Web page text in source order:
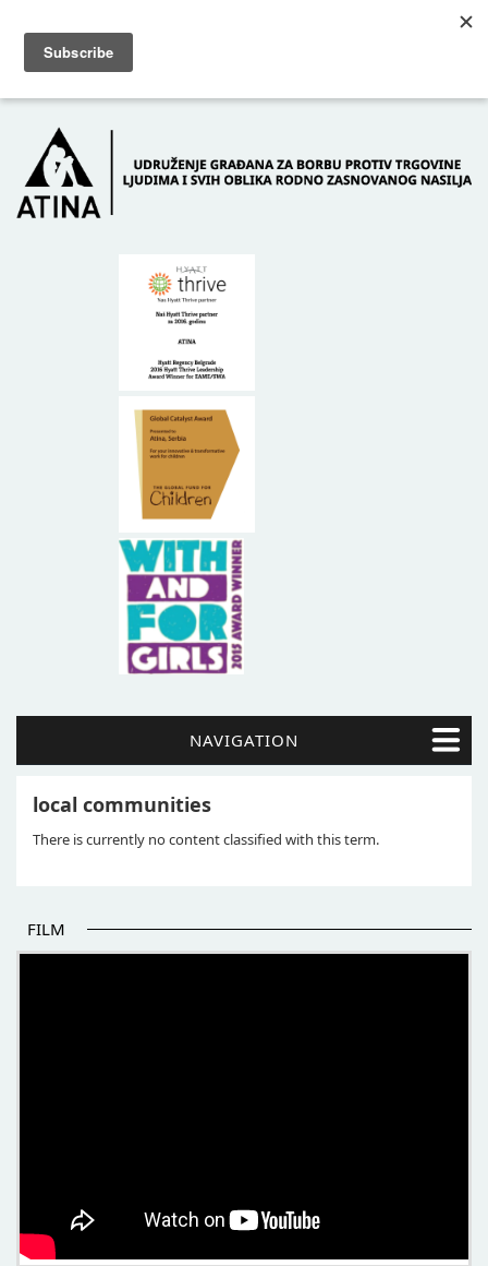
POČETNA O NAMA
NAVIGATION
local communities
There is currently no content classified with this term.
FILM